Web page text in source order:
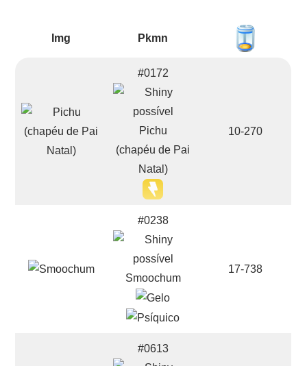
Img Pkmn
#0172
Pichu
(chapéu de Pai
Natal)
10-270
#0238
Smoochum
17-738
#0613